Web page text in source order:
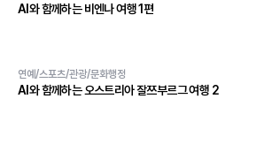
AI와 함께하는 비엔나 여행 1편
연예/스포츠/관광/문화행정
AI와 함께하는 오스트리아 잘쯔부르그 여행 2